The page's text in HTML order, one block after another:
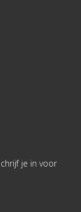
je in voor